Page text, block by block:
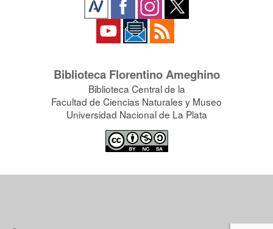
Biblioteca Florentino Ameghino
Biblioteca Central de la
Facultad de Ciencias Naturales y Museo
Universidad Nacional de La Plata